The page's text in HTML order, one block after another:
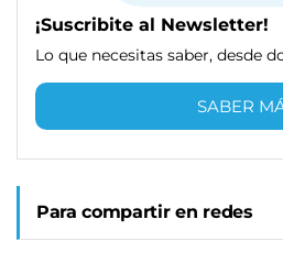
¡Suscribite al Newsletter!
Lo que necesitas saber, desde
SABER
Para compartir en redes